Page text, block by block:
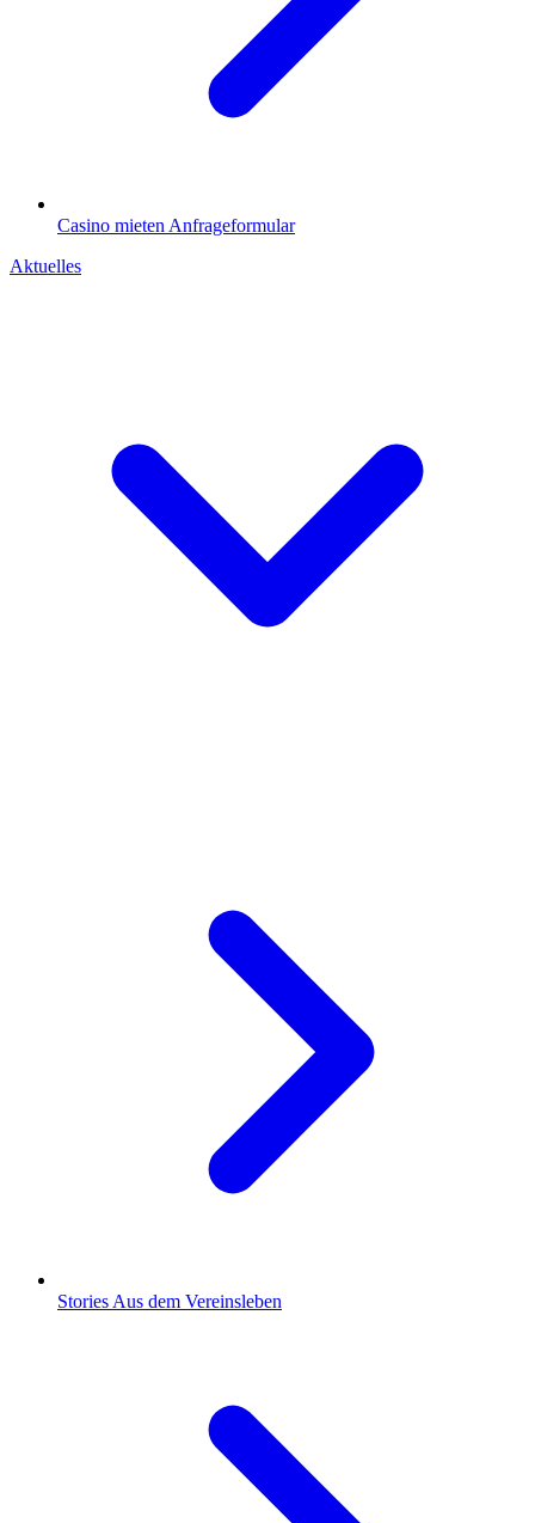
Casino mieten Anfrageformular
Aktuelles
Stories Aus dem Vereinsleben